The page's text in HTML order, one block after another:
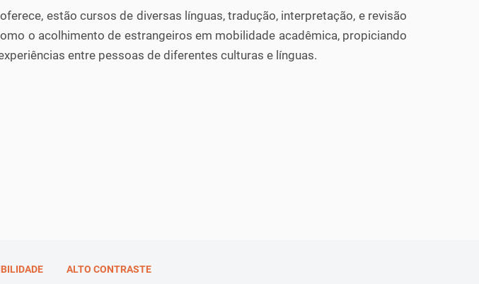
estão cursos de diversas línguas, tradução, interpretação, e revisão
o acolhimento de estrangeiros em mobilidade acadêmica, propiciando
entre pessoas de diferentes culturas e línguas.
ALTO CONTRASTE